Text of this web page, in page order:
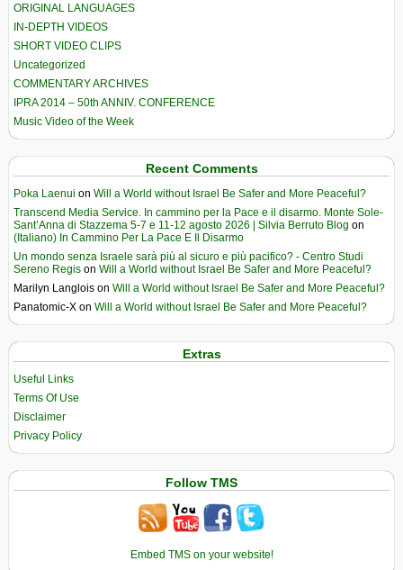
ORIGINAL LANGUAGES
IN-DEPTH VIDEOS
SHORT VIDEO CLIPS
Uncategorized
COMMENTARY ARCHIVES
IPRA 2014 – 50th ANNIV. CONFERENCE
Music Video of the Week
Recent Comments
Poka Laenui on Will a World without Israel Be Safer and More Peaceful?
Transcend Media Service. In cammino per la Pace e il disarmo. Monte Sole-
Sant’Anna di Stazzema 5-7 e 11-12 agosto 2026 | Silvia Berruto Blog on
(Italiano) In Cammino Per La Pace E Il Disarmo
Un mondo senza Israele sarà più al sicuro e più pacifico? - Centro Studi
Sereno Regis on Will a World without Israel Be Safer and More Peaceful?
Marilyn Langlois on Will a World without Israel Be Safer and More Peaceful?
Panatomic-X on Will a World without Israel Be Safer and More Peaceful?
Extras
Useful Links
Terms Of Use
Disclaimer
Privacy Policy
Follow TMS
Embed TMS on your website!